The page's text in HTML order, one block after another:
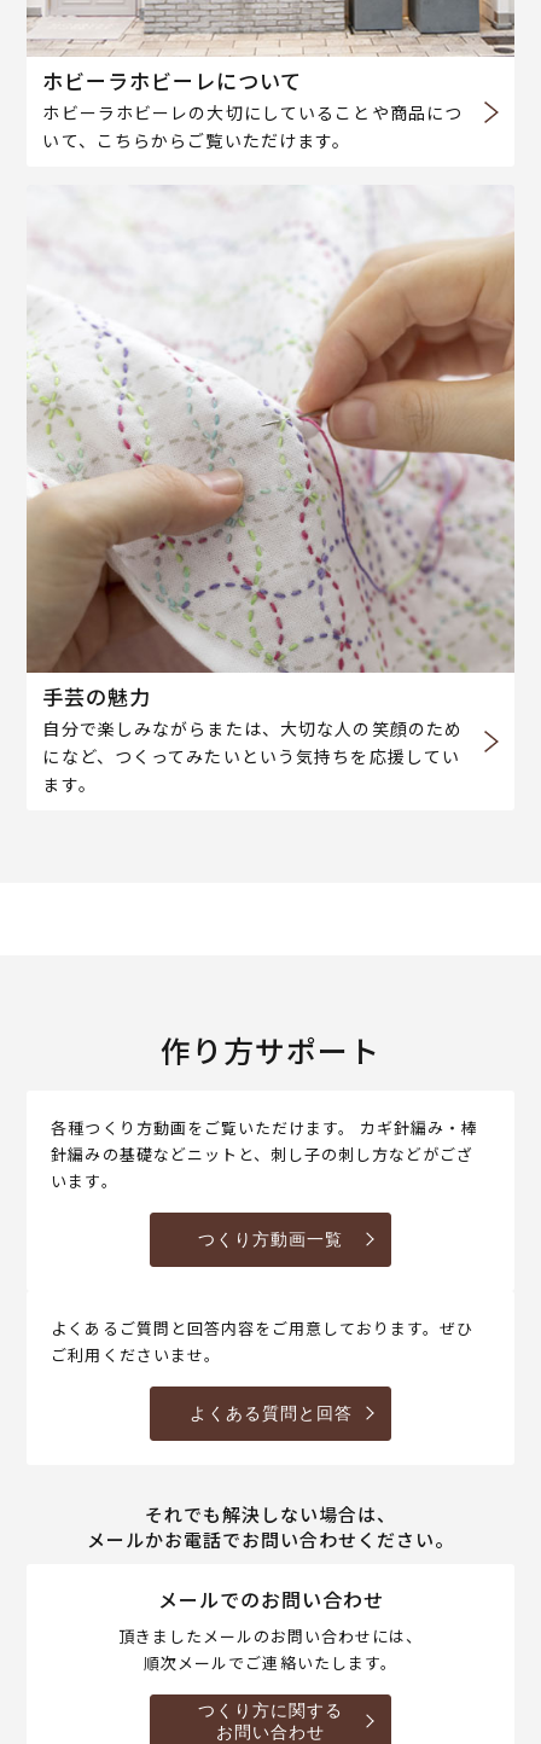
ホビーラホビーレについて
ホビーラホビーレの大切にしていることや商品につ
いて、こちらからご覧いただけます。
手芸の魅力
自分で楽しみながらまたは、大切な人の笑顔のため
になど、つくってみたいという気持ちを応援してい
ます。
作り方サポート
各種つくり方動画をご覧いただけます。 カギ針編み・棒
針編みの基礎などニットと、刺し子の刺し方などがござ
います。
つくり方動画一覧
よくあるご質問と回答内容をご用意しております。ぜひ
ご利用くださいませ。
よくある質問と回答
それでも解決しない場合は、
メールかお電話でお問い合わせください。
メールでのお問い合わせ
頂きましたメールのお問い合わせには、
順次メールでご連絡いたします。
つくり方に関する
お問い合わせ